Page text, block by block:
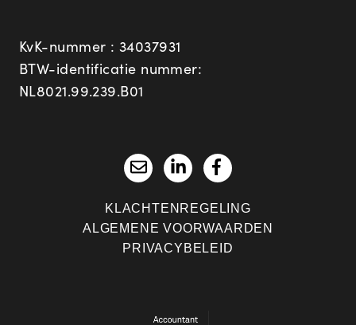
KvK-nummer : 34037931
BTW-identificatie nummer:
NL8021.99.239.B01
KLACHTENREGELING
ALGEMENE VOORWAARDEN
PRIVACYBELEID